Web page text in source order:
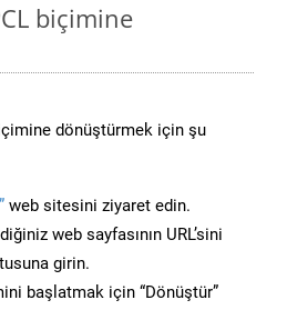
biçimine
dönüştürmek için şu
web sitesini ziyaret edin.
web sayfasının URL’sini
girin.
başlatmak için “Dönüştür”